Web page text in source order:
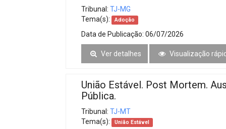
Tribunal: TJ-MG
Tema(s):
Adoção
Data de Publicação: 06/07/2026
Ver detalhes Visualização
União Estável. Post Mortem.
Pública.
Tribunal: TJ-MT
Tema(s):
União Estável